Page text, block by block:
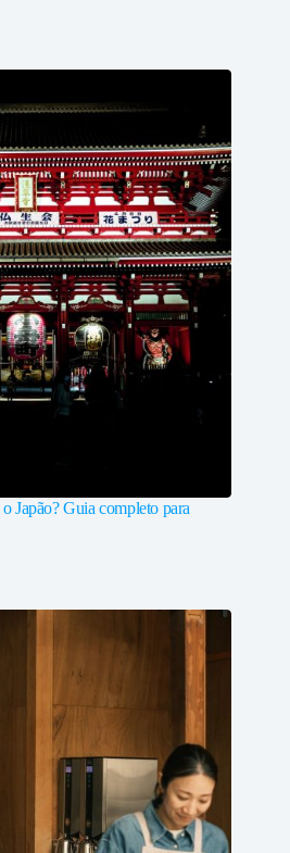
Japão? Guia completo para